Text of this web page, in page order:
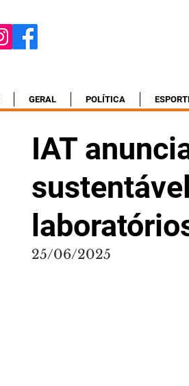
GERAL POLÍTICA
IAT
25/06/2025